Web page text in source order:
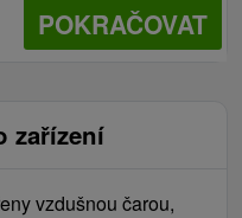
POKRAČOVAT
zařízení
vzdušnou čarou,